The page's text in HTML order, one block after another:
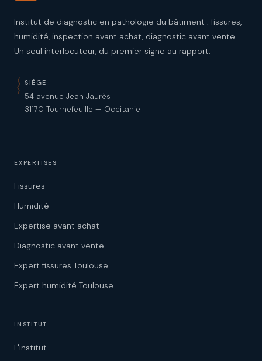
Institut de diagnostic en pathologie du bâtiment : fissures,
humidité, inspection avant achat, diagnostic avant vente.
Un seul interlocuteur, du premier signe au rapport.
SIÈGE
54 avenue Jean Jaurès
31170 Tournefeuille — Occitanie
EXPERTISES
Fissures
Humidité
Expertise avant achat
Diagnostic avant vente
Expert fissures Toulouse
Expert humidité Toulouse
INSTITUT
L'institut